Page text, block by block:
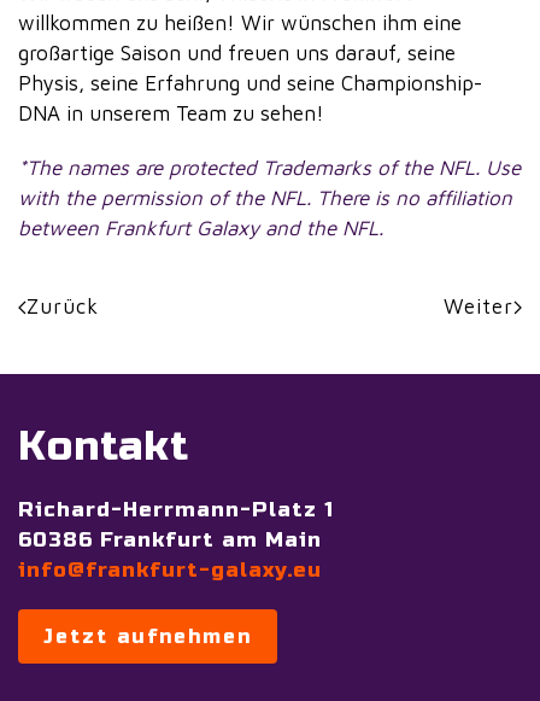
willkommen zu heißen! Wir wünschen ihm eine
großartige Saison und freuen uns darauf, seine
Physis, seine Erfahrung und seine Championship-
DNA in unserem Team zu sehen!
*The names are protected Trademarks of the NFL. Use
with the permission of the NFL. There is no affiliation
between Frankfurt Galaxy and the NFL.
Zurück Weiter
Kontakt
Richard-Herrmann-Platz 1
60386 Frankfurt am Main
info@frankfurt-galaxy.eu
Jetzt aufnehmen